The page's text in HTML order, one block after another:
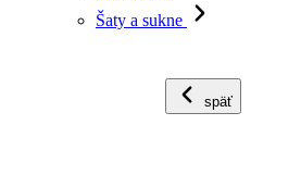
Šaty a sukne
späť